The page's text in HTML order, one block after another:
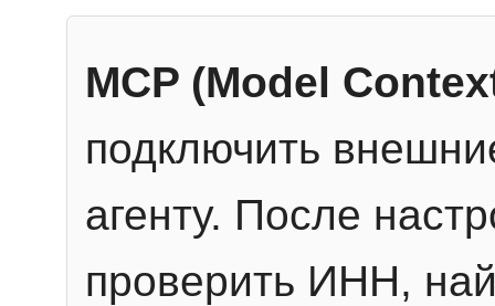
MCP (Model
подключить
агенту. После
проверить ИНН,